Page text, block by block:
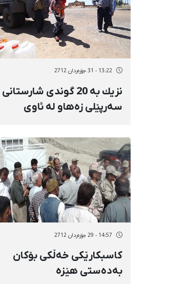
13:22 - 31 جۆزەردان 2712
نزیك بە 20 گوندی شارستانی
سەرپێلی زەهاو لە ئاوی
14:57 - 29 جۆزەردان 2712
كاسبكارێكی خەڵكی بۆكان
بەدەستی هێزە